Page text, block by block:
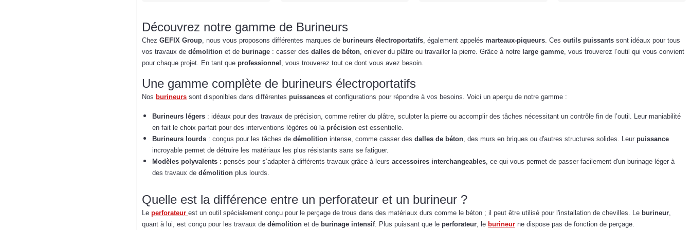
Découvrez notre gamme de Burineurs
Chez GEFIX Group , nous vous proposons différentes marques de burineurs électroportatifs , également appelés marteaux-piqueurs . Ces outils puissants sont idéaux pour tous
vos travaux de démolition et de burinage : casser des dalles de béton , enlever du plâtre ou travailler la pierre. Grâce à notre large gamme , vous trouverez l’outil qui vous convient
pour chaque projet. En tant que professionnel , vous trouverez tout ce dont vous avez besoin.
Une gamme complète de burineurs électroportatifs
Nos burineurs sont disponibles dans différentes puissances et configurations pour répondre à vos besoins. Voici un aperçu de notre gamme :
Burineurs légers : idéaux pour des travaux de précision, comme retirer du plâtre, sculpter la pierre ou accomplir des tâches nécessitant un contrôle fin de l’outil. Leur maniabilité
en fait le choix parfait pour des interventions légères où la précision est essentielle.
Burineurs lourds : conçus pour les tâches de démolition intense, comme casser des dalles de béton , des murs en briques ou d'autres structures solides. Leur puissance
incroyable permet de détruire les matériaux les plus résistants sans se fatiguer.
Modèles polyvalents : pensés pour s’adapter à différents travaux grâce à leurs accessoires interchangeables , ce qui vous permet de passer facilement d'un burinage léger à
des travaux de démolition plus lourds.
Quelle est la différence entre un perforateur et un burineur ?
Le perforateur est un outil spécialement conçu pour le perçage de trous dans des matériaux durs comme le béton ; il peut être utilisé pour l'installation de chevilles. Le burineur
quant à lui, est conçu pour les travaux de démolition et de burinage intensif. Plus puissant que le perforateur , le burineur ne dispose pas de fonction de perçage.